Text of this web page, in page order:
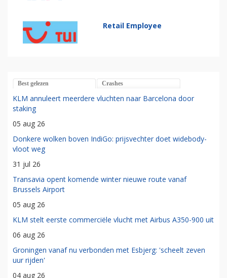
Retail Employee
Best gelezen Crashes
KLM annuleert meerdere vluchten naar Barcelona door
staking
05 aug 26
Donkere wolken boven IndiGo: prijsvechter doet widebody-
vloot weg
31 jul 26
Transavia opent komende winter nieuwe route vanaf
Brussels Airport
05 aug 26
KLM stelt eerste commerciële vlucht met Airbus A350-900 uit
06 aug 26
Groningen vanaf nu verbonden met Esbjerg: 'scheelt zeven
uur rijden'
04 aug 26